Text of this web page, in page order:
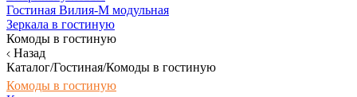
Гостиная Вилия-М модульная
Зеркала в гостиную
Комоды в гостиную
Назад
Каталог/Гостиная/Комоды в гостиную
Комоды в гостиную